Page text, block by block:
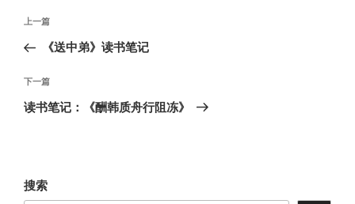
文
导
航
上
一
文
章
上一篇
《送中弟》读书笔记
下
一
下一篇
读书笔记：《酬韩质舟行阻冻》
搜索